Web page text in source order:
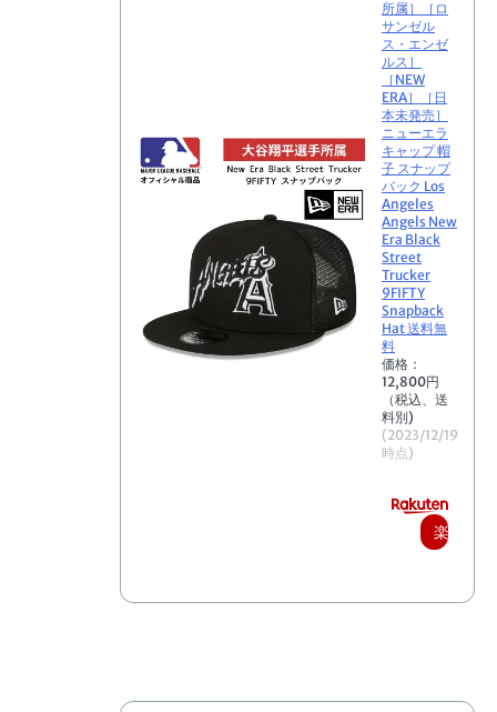
所属］［ロ
サンゼル
ス・エンゼ
ルス］
［NEW
ERA］［日
本未発売］
ニューエラ
キャップ 帽
子 スナップ
バック Los
Angeles
Angels New
Era Black
Street
Trucker
9FIFTY
Snapback
Hat 送料無
料
価格：
12,800円
（税込、送
料別)
(2023/12/19
時点)
楽
で